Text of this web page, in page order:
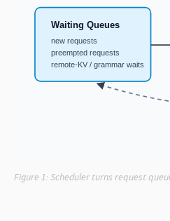
Figure 1:Scheduler turns request